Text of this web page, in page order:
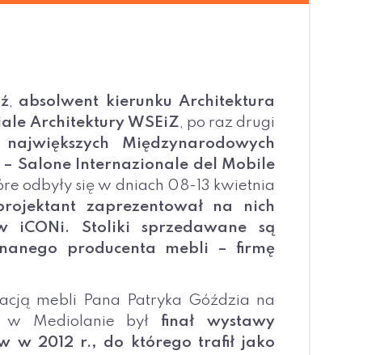
, absolwent kierunku Architektura
Architektury WSEiZ, po raz drugi
największych Międzynarodowych
– Salone Internazionale del Mobile
odbyły się w dniach 08-13 kwietnia
zaprezentował na nich
iCONi. Stoliki sprzedawane są
producenta mebli – firmę
mebli Pana Patryka Góździa na
w Mediolanie był finał wystawy
w 2012 r., do którego trafił jako